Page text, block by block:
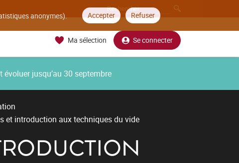
anonymes). Accepter Refuser
Ma sélection Se connecter
jusqu’au 30 septembre
et introduction aux techniques du vide